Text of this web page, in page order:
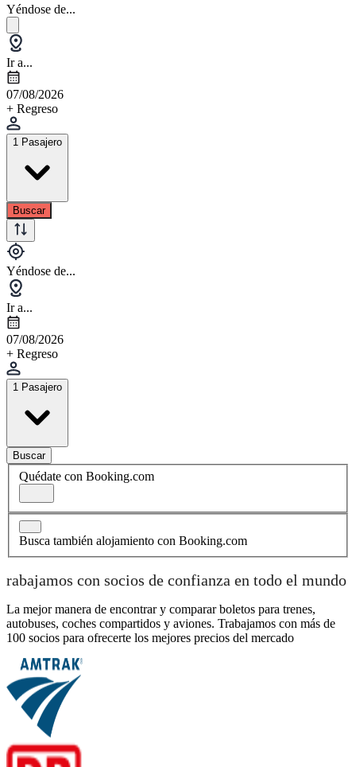
Yéndose de...
Ir a...
07/08/2026
+ Regreso
1 Pasajero
Buscar
Yéndose de...
Ir a...
07/08/2026
+ Regreso
1 Pasajero
Buscar
Quédate con Booking.com
Busca también alojamiento con Booking.com
rabajamos con socios de confianza en todo el mundo
La mejor manera de encontrar y comparar boletos para trenes,
autobuses, coches compartidos y aviones. Trabajamos con más de
100 socios para ofrecerte los mejores precios del mercado